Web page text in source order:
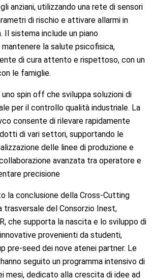
anziani, utilizzando una rete di sensori
di rischio e attivare allarmi in
Il sistema include un piano
la salute psicofisica,
di cura attento e rispettoso, con un
le famiglie.
uno spin off che sviluppa soluzioni di
per il controllo qualità industriale. La
consente di rilevare rapidamente
di vari settori, supportando le
delle linee di produzione e
avanzata tra operatore e
precisione
la conclusione della Cross-Cutting
trasversale del Consorzio Inest,
che supporta la nascita e lo sviluppo di
provenienti da studenti,
pre-seed dei nove atenei partner. Le
seguito un programma intensivo di
mesi, dedicato alla crescita di idee ad